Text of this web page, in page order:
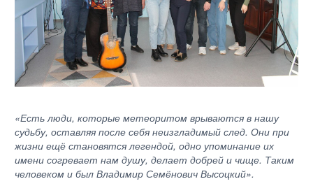
«Есть люди, которые метеоритом врываются в нашу
судьбу, оставляя после себя неизгладимый след. Они при
жизни ещё становятся легендой, одно упоминание их
имени согревает нам душу, делает добрей и чище. Таким
человеком и был Владимир Семёнович Высоцкий».